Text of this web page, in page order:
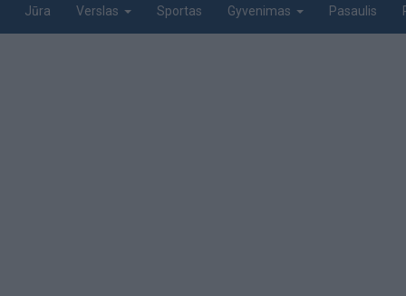
Jūra Verslas Sportas Gyvenimas Pasaulis